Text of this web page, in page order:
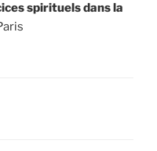
spirituels dans la